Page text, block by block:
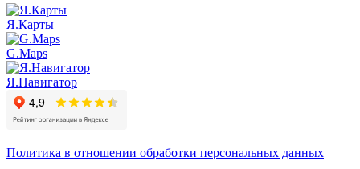
Я.Карты
G.Maps
Я.Навигатор
Политика в отношении обработки персональных данных